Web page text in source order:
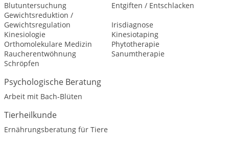
Blutuntersuchung
Entgiften / Entschlacken
Gewichtsreduktion /
Gewichtsregulation
Irisdiagnose
Kinesiologie
Kinesiotaping
Orthomolekulare Medizin
Phytotherapie
Raucherentwöhnung
Sanumtherapie
Schröpfen
Psychologische Beratung
Arbeit mit Bach-Blüten
Tierheilkunde
Ernährungsberatung für Tiere